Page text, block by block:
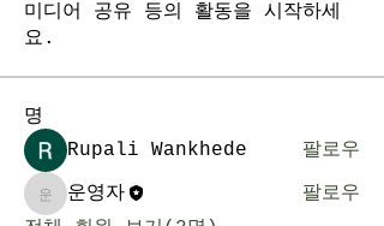
미디어 공유 등의 활동을 시작하세
요.
명
Rupali Wankhede 팔로우
운영자운영자
팔로우